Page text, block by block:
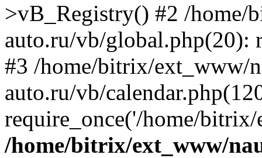
>vB_Registry() #2 /home/
auto.ru/vb/global.php(20):
#3 /home/bitrix/ext_www/
auto.ru/vb/
require_once('/home/
/home/bitrix/ext_www/